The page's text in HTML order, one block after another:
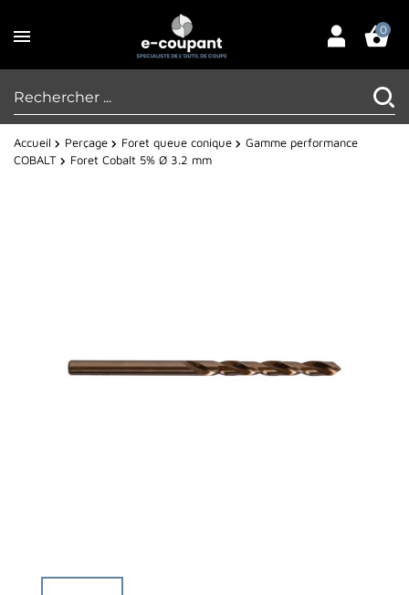
0
Accueil Perçage Foret queue conique
Gamme performance
COBALT
Foret Cobalt 5% Ø 3.2 mm